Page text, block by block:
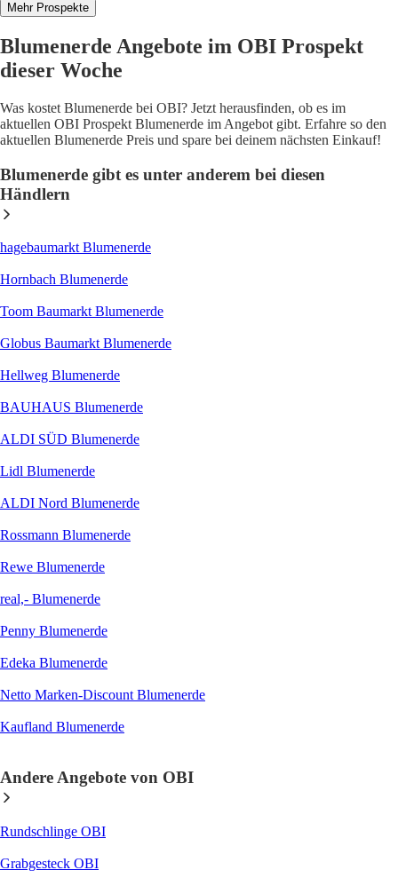
Mehr Prospekte
Blumenerde Angebote im OBI Prospekt
dieser Woche
Was kostet Blumenerde bei OBI? Jetzt herausfinden, ob es im
aktuellen OBI Prospekt Blumenerde im Angebot gibt. Erfahre so den
aktuellen Blumenerde Preis und spare bei deinem nächsten Einkauf!
Blumenerde gibt es unter anderem bei diesen
Händlern
hagebaumarkt Blumenerde
Hornbach Blumenerde
Toom Baumarkt Blumenerde
Globus Baumarkt Blumenerde
Hellweg Blumenerde
BAUHAUS Blumenerde
ALDI SÜD Blumenerde
Lidl Blumenerde
ALDI Nord Blumenerde
Rossmann Blumenerde
Rewe Blumenerde
real,- Blumenerde
Penny Blumenerde
Edeka Blumenerde
Netto Marken-Discount Blumenerde
Kaufland Blumenerde
Andere Angebote von OBI
Rundschlinge OBI
Grabgesteck OBI